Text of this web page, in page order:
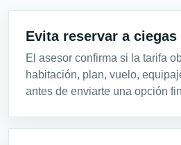
Evita reservar a ciegas
El asesor confirma si la tarifa
habitación, plan, vuelo,
antes de enviarte una opción